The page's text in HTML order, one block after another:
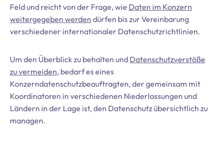
Feld und reicht von der Frage, wie Daten im Konzern
weitergegeben werden dürfen bis zur Vereinbarung
verschiedener internationaler Datenschutzrichtlinien.
Um den Überblick zu behalten und Datenschutzverstöße
zu vermeiden, bedarf es eines
Konzerndatenschutzbeauftragten, der gemeinsam mit
Koordinatoren in verschiedenen Niederlassungen und
Ländern in der Lage ist, den Datenschutz übersichtlich zu
managen.